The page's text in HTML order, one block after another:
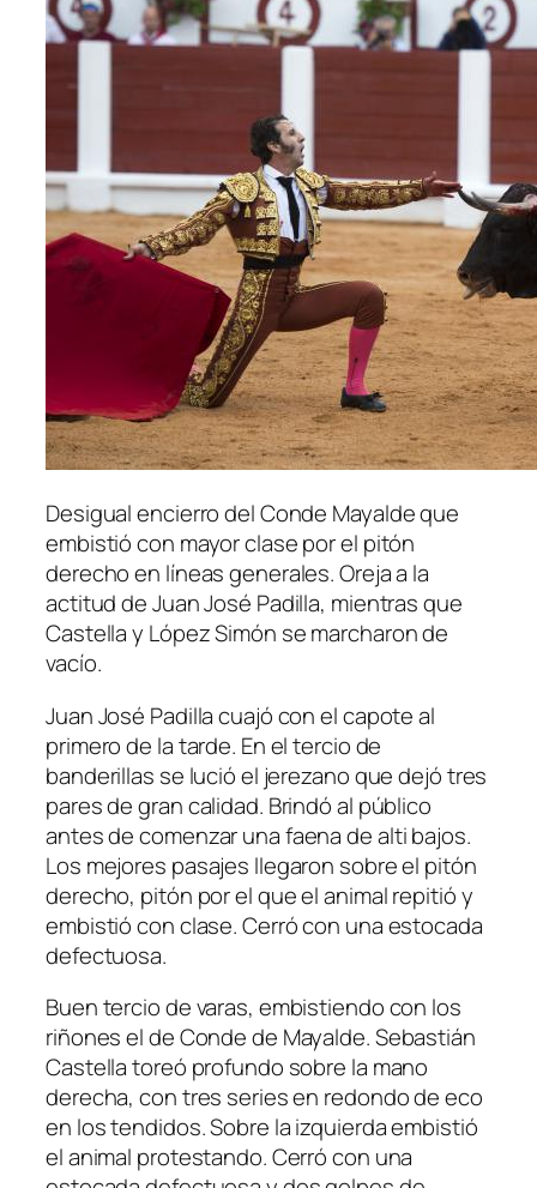
Desigual encierro del Conde Mayalde que
embistió con mayor clase por el pitón
derecho en líneas generales. Oreja a la
actitud de Juan José Padilla, mientras que
Castella y López Simón se marcharon de
vacío.
Juan José Padilla cuajó con el capote al
primero de la tarde. En el tercio de
banderillas se lució el jerezano que dejó tres
pares de gran calidad. Brindó al público
antes de comenzar una faena de alti bajos.
Los mejores pasajes llegaron sobre el pitón
derecho, pitón por el que el animal repitió y
embistió con clase. Cerró con una estocada
defectuosa.
Buen tercio de varas, embistiendo con los
riñones el de Conde de Mayalde. Sebastián
Castella toreó profundo sobre la mano
derecha, con tres series en redondo de eco
en los tendidos. Sobre la izquierda embistió
el animal protestando. Cerró con una